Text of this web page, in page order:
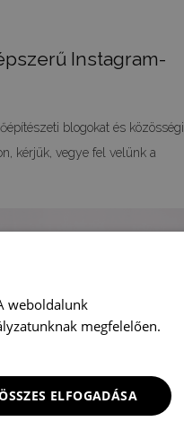
Instagram-
blogokat és közösségi
kérjük, vegye fel velünk a
weboldalunk
megfelelően.
ELFOGADÁSA